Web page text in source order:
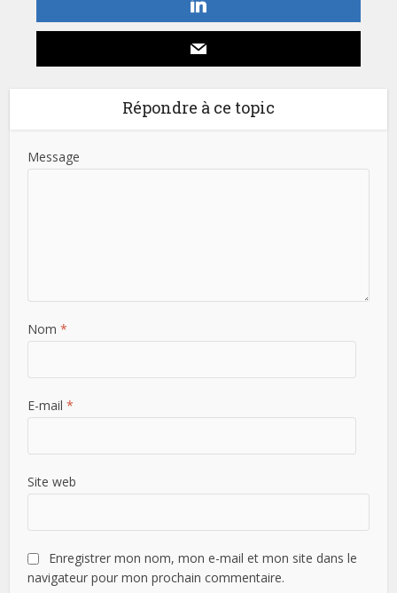
Répondre à ce topic
Message
Nom*
E-mail*
Site web
Enregistrer mon nom, mon e-mail et mon site dans le
navigateur pour mon prochain commentaire.